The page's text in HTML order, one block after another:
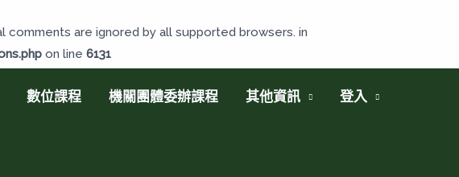
comments are ignored by all supported browsers. in
on line 6131
數位課程 機關團體委辦課程 其他資訊 登入